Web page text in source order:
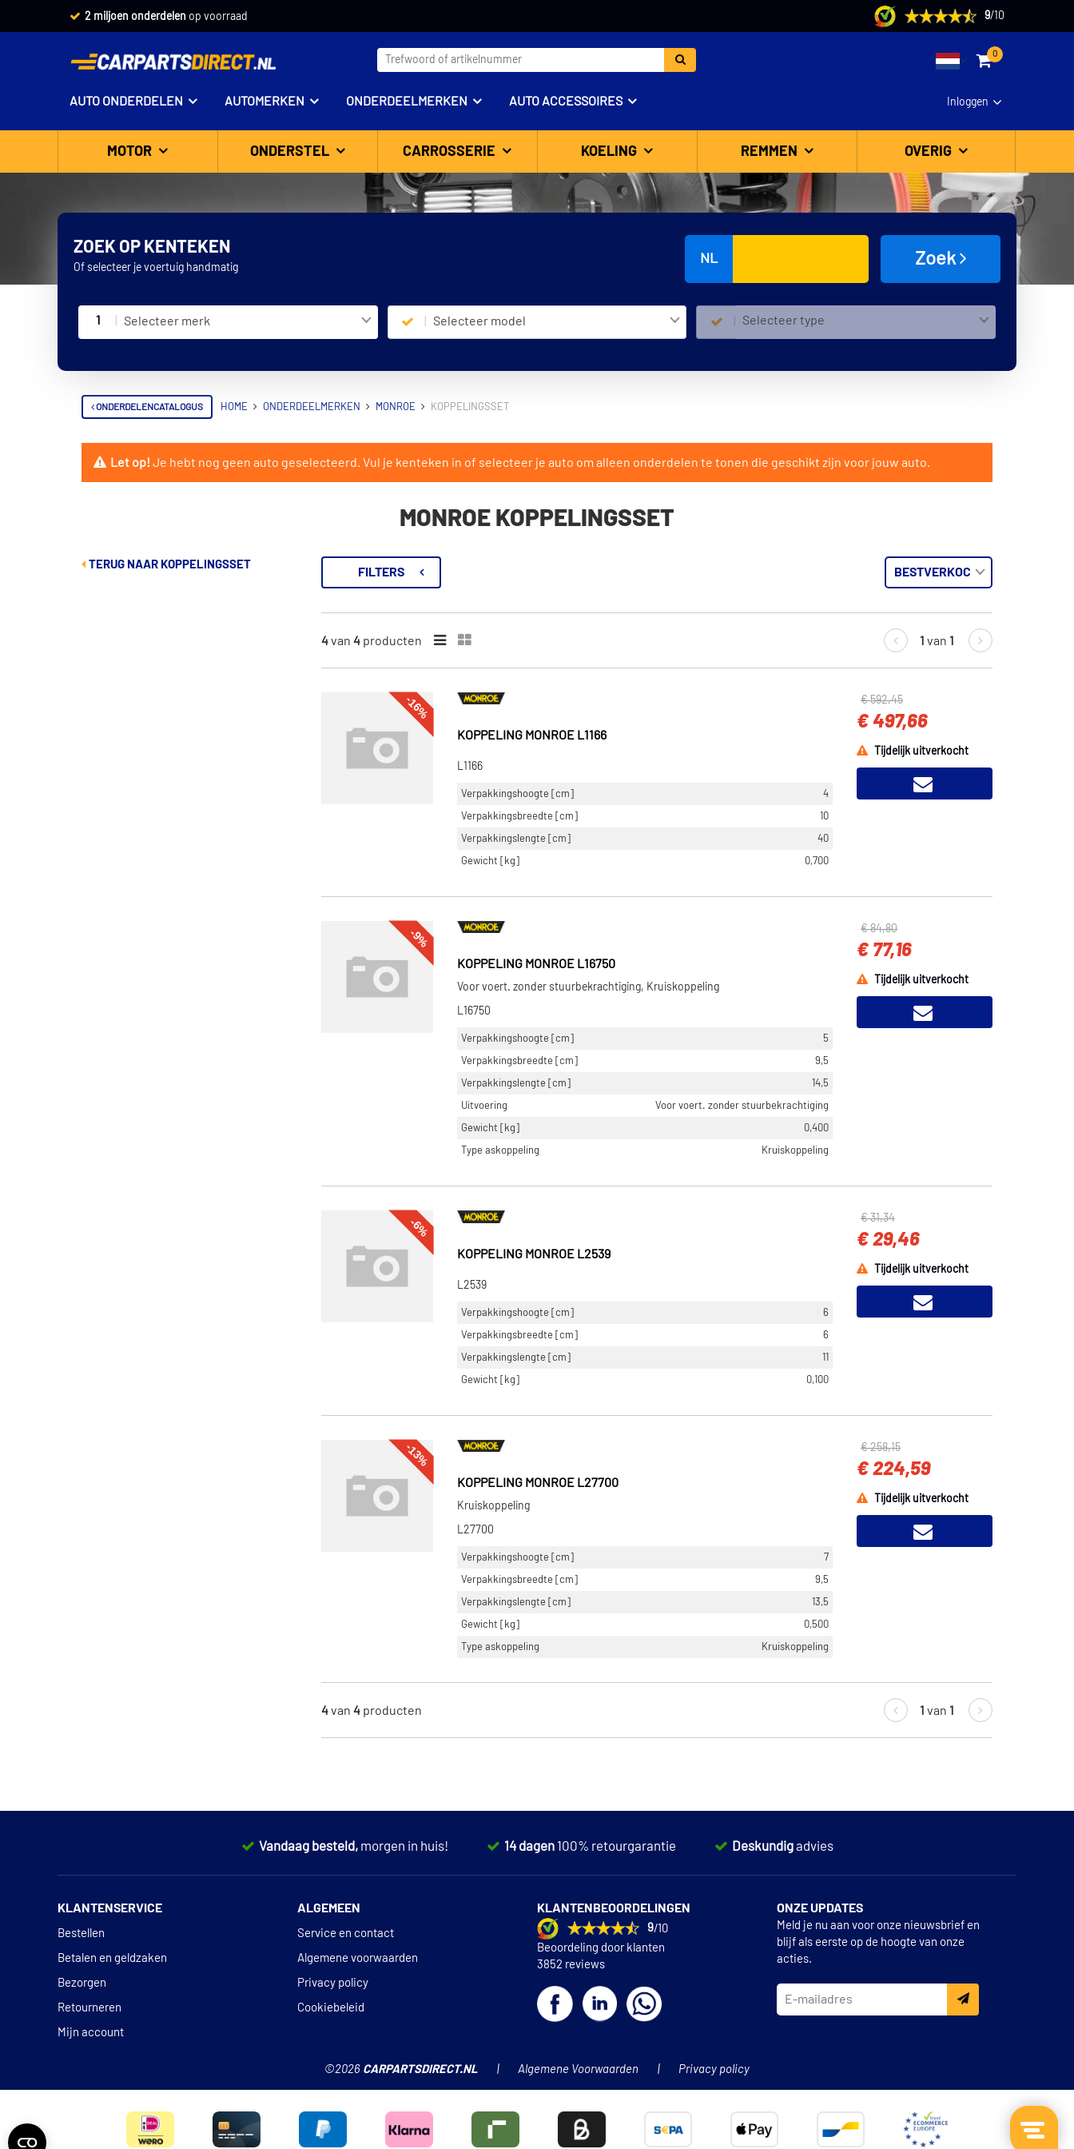
2 miljoen onderdelen op voorraad 9/ 10
0
Inloggen
AUTO ONDERDELEN AUTOMERKEN ONDERDEELMERKEN AUTO ACCESSOIRES
MOTOR ONDERSTEL CARROSSERIE KOELING REMMEN OVERIG
ZOEK OP KENTEKEN
Of selecteer je voertuig handmatig
NL Zoek
1 Selecteer merk Selecteer model Selecteer type
ONDERDELENCATALOGUS HOME ONDERDEELMERKEN MONROE KOPPELINGSSET
Let op!Je hebt nog geen auto geselecteerd. Vul je kenteken in of selecteer je auto om alleen onderdelen te tonen die geschikt zijn voor jouw auto.
MONROE KOPPELINGSSET
TERUG NAAR KOPPELINGSSET
FILTERS
4van 4 producten 1 van 1
-16%
KOPPELING MONROE L1166
L1166
Verpakkingshoogte [cm]
4
Verpakkingsbreedte [cm]
10
Verpakkingslengte [cm]
40
Gewicht [kg]
0,700
€ 592,45
€ 497,66
Tijdelijk uitverkocht
-9%
KOPPELING MONROE L16750
Voor voert. zonder stuurbekrachtiging, Kruiskoppeling
L16750
Verpakkingshoogte [cm]
5
Verpakkingsbreedte [cm]
9,5
Verpakkingslengte [cm]
14,5
Uitvoering
Voor voert. zonder stuurbekrachtiging
Gewicht [kg]
0,400
Type askoppeling
Kruiskoppeling
€ 84,80
€ 77,16
Tijdelijk uitverkocht
-6%
KOPPELING MONROE L2539
L2539
Verpakkingshoogte [cm]
6
Verpakkingsbreedte [cm]
6
Verpakkingslengte [cm]
11
Gewicht [kg]
0,100
€ 31,34
€ 29,46
Tijdelijk uitverkocht
-13%
KOPPELING MONROE L27700
Kruiskoppeling
L27700
Verpakkingshoogte [cm]
7
Verpakkingsbreedte [cm]
9,5
Verpakkingslengte [cm]
13,5
Gewicht [kg]
0,500
Type askoppeling
Kruiskoppeling
€ 258,15
€ 224,59
Tijdelijk uitverkocht
4van 4 producten 1 van 1
Vandaag besteld, morgen in huis! 14 dagen 100% retourgarantie Deskundigadvies
KLANTENSERVICE
Bestellen
Betalen en geldzaken
Bezorgen
Retourneren
Mijn account
ALGEMEEN
Service en contact
Algemene voorwaarden
Privacy policy
Cookiebeleid
KLANTENBEOORDELINGEN
9/10
Beoordeling door klanten
3852 reviews
ONZE UPDATES
Meld je nu aan voor onze nieuwsbrief en
blijf als eerste op de hoogte van onze
acties.
©2026 CARPARTSDIRECT.NL Algemene Voorwaarden Privacy policy